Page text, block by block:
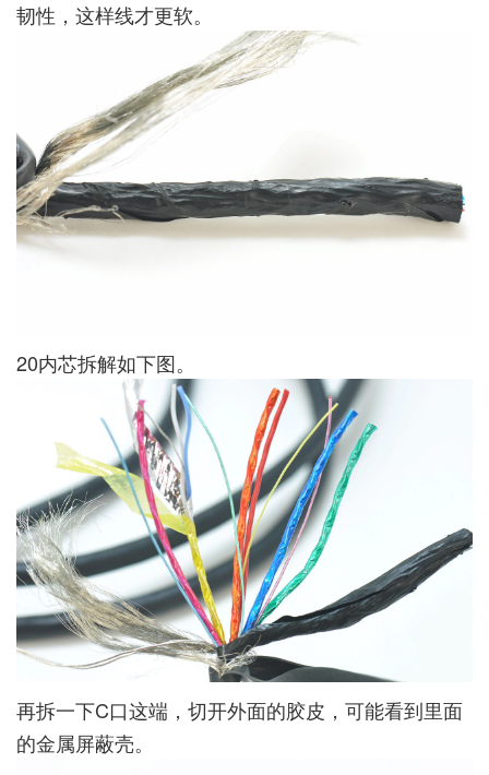
韧性，这样线才更软。
20内芯拆解如下图。
再拆一下C口这端，切开外面的胶皮，可能看到里面
的金属屏蔽壳。